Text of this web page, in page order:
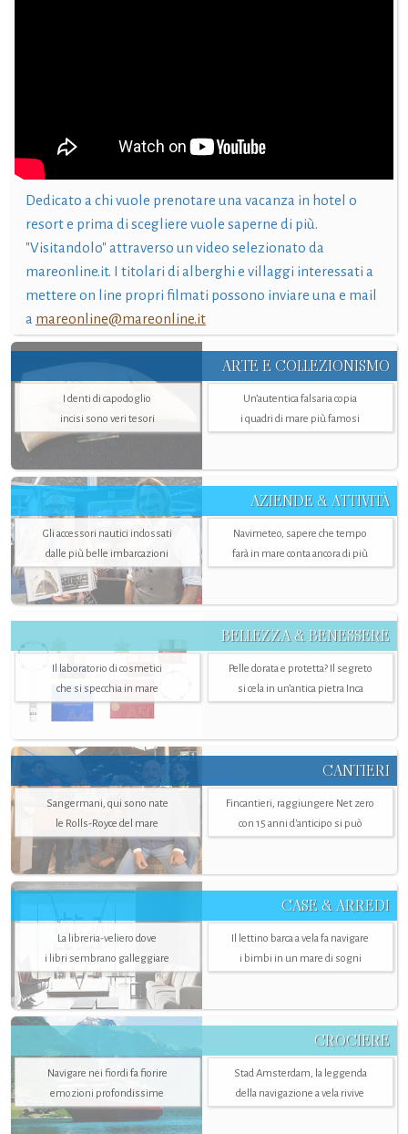
Dedicato a chi vuole prenotare una vacanza in hotel o
resort e prima di scegliere vuole saperne di più.
"Visitandolo" attraverso un video selezionato da
mareonline.it. I titolari di alberghi e villaggi interessati a
mettere on line propri filmati possono inviare una e mail
a mareonline@mareonline.it
ARTE E COLLEZIONISMO
I denti di capodoglio
incisi sono veri tesori
Un’autentica falsaria copia
i quadri di mare più famosi
AZIENDE & ATTIVITÀ
Gli accessori nautici indossati
dalle più belle imbarcazioni
Navimeteo, sapere che tempo
farà in mare conta ancora di più
BELLEZZA & BENESSERE
Il laboratorio di cosmetici
che si specchia in mare
Pelle dorata e protetta? Il segreto
si cela in un’antica pietra Inca
CANTIERI
Sangermani, qui sono nate
le Rolls-Royce del mare
Fincantieri, raggiungere Net zero
con 15 anni d'anticipo si può
CASE & ARREDI
La libreria-veliero dove
i libri sembrano galleggiare
Il lettino barca a vela fa navigare
i bimbi in un mare di sogni
CROCIERE
Navigare nei fiordi fa fiorire
emozioni profondissime
Stad Amsterdam, la leggenda
della navigazione a vela rivive